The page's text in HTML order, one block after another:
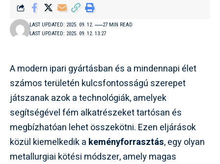
LAST UPDATED: 2025. 09. 12. 13:27
LAST UPDATED: 2025. 09. 12. 27 MIN READ
A modern ipari gyártásban és a mindennapi élet
számos területén kulcsfontosságú szerepet
játszanak azok a technológiák, amelyek
segítségével fém alkatrészeket tartósan és
megbízhatóan lehet összekötni. Ezen eljárások
közül kiemelkedik a keményforrasztás, egy olyan
metallurgiai kötési módszer, amely magas